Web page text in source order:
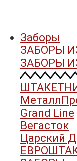
Заборы
ЗАБОРЫ
ЗАБОРЫ
Grand Line
Вегасток
Царский